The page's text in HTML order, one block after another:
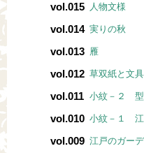
vol.015 人物文様
vol.014 実りの秋
vol.013 雁
vol.012 草双紙と文具
vol.011 小紋－２ 型
vol.010 小紋－１ 江
vol.009 江戸のガー